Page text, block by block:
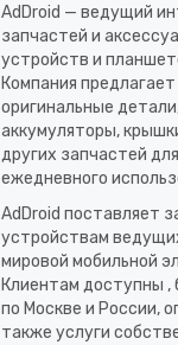
AdDroid — ведущий
запчастей и
устройств и
Компания
оригинальные
аккумуляторы,
других запчастей
ежедневного
AdDroid поставляет
устройствам
мировой мобильной
Клиентам доступны ,
по Москве и России,
также услуги